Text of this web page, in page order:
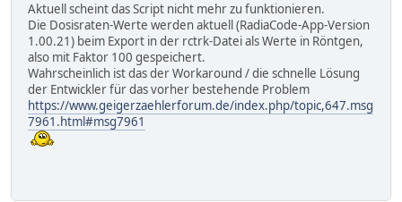
Aktuell scheint das Script nicht mehr zu funktionieren.
Die Dosisraten-Werte werden aktuell (RadiaCode-App-Version
1.00.21) beim Export in der rctrk-Datei als Werte in Röntgen,
also mit Faktor 100 gespeichert.
Wahrscheinlich ist das der Workaround / die schnelle Lösung
der Entwickler für das vorher bestehende Problem
https://www.geigerzaehlerforum.de/index.php/topic,647.msg
7961.html#msg7961